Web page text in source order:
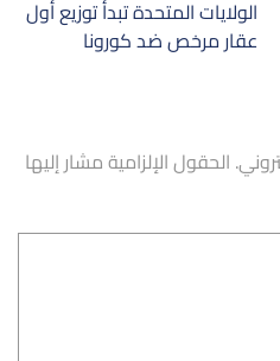
الولايات المتحدة تبدأ توزيع أول
عقار مرخص ضد كورونا
الحقول الإلزامية مشار إليها